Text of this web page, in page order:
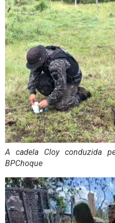
A cadela Cloy conduzida
BPChoque